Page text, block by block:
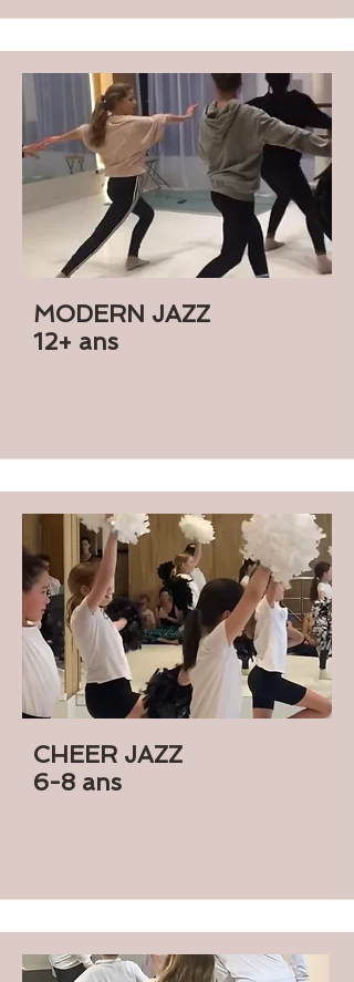
MODERN JAZZ
12+ ans
CHEER JAZZ
6-8 ans